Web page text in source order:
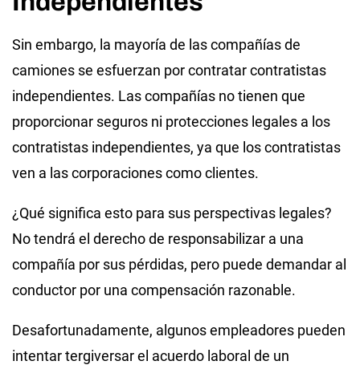
Sin embargo, la mayoría de las compañías de
camiones se esfuerzan por contratar contratistas
independientes. Las compañías no tienen que
proporcionar seguros ni protecciones legales a los
contratistas independientes, ya que los contratistas
ven a las corporaciones como clientes.
¿Qué significa esto para sus perspectivas legales?
No tendrá el derecho de responsabilizar a una
compañía por sus pérdidas, pero puede demandar al
conductor por una compensación razonable.
Desafortunadamente, algunos empleadores pueden
intentar tergiversar el acuerdo laboral de un